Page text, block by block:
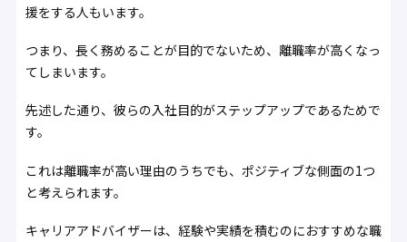
援をする人もいます。
つまり、長く務めることが目的でないため、離職率が高くなっ
てしまいます。
先述した通り、彼らの入社目的がステップアップであるためで
す。
これは離職率が高い理由のうちでも、ポジティブな側面の1つ
と考えられます。
キャリアアドバイザーは、経験や実績を積むのにおすすめな職